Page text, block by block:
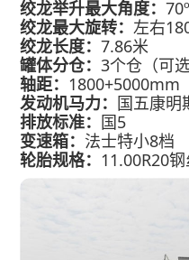
绞龙举升最大角度：
绞龙最大旋转：左右
绞龙长度：7.86米
罐体分仓：3个仓（可
轴距： 1800+5000mm
发动机马力： 国五康明
排放标准： 国5
变速箱： 法士特小8档
轮胎规格： 11.00R20